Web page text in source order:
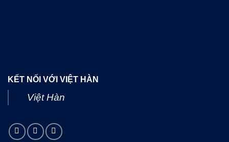
KẾT NỐI VỚI VIỆT HÀN
Việt Hàn